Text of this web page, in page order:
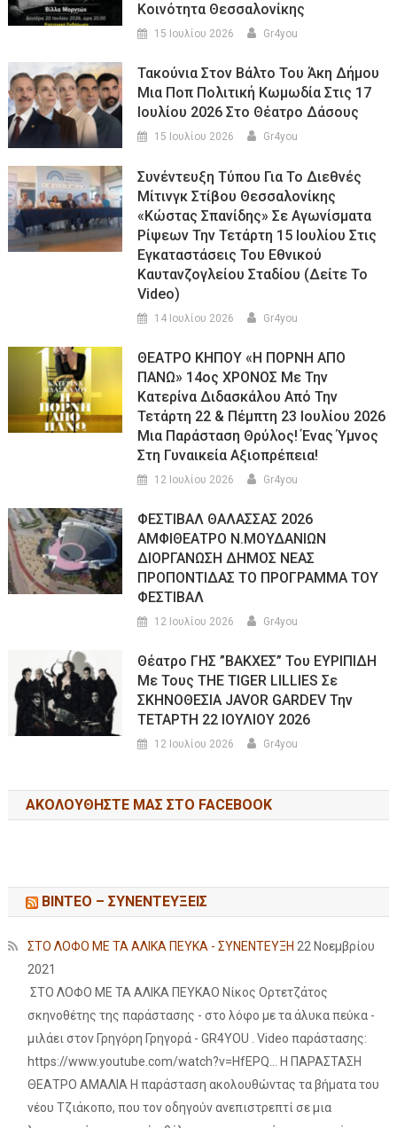
Κοινότητα Θεσσαλονίκης
15 Ιουλίου 2026 Gr4you
Τακούνια Στον Βάλτο Του Άκη Δήμου
Μια Ποπ Πολιτική Κωμωδία Στις 17
Ιουλίου 2026 Στο Θέατρο Δάσους
15 Ιουλίου 2026 Gr4you
Συνέντευξη Τύπου Για Το Διεθνές
Μίτινγκ Στίβου Θεσσαλονίκης
«Κώστας Σπανίδης» Σε Αγωνίσματα
Ρίψεων Την Τετάρτη 15 Ιουλίου Στις
Εγκαταστάσεις Του Εθνικού
Καυτανζογλείου Σταδίου (Δείτε Το
Video)
14 Ιουλίου 2026 Gr4you
ΘΕΑΤΡΟ ΚΗΠΟΥ «Η ΠΟΡΝΗ ΑΠΟ
ΠΑΝΩ» 14ος ΧΡΟΝΟΣ Με Την
Κατερίνα Διδασκάλου Από Την
Τετάρτη 22 & Πέμπτη 23 Ιουλίου 2026
Μια Παράσταση Θρύλος! Ένας Ύμνος
Στη Γυναικεία Αξιοπρέπεια!
12 Ιουλίου 2026 Gr4you
ΦΕΣΤΙΒΑΛ ΘΑΛΑΣΣΑΣ 2026
ΑΜΦΙΘΕΑΤΡΟ Ν.ΜΟΥΔΑΝΙΩΝ
ΔΙΟΡΓΑΝΩΣΗ ΔΗΜΟΣ ΝΕΑΣ
ΠΡΟΠΟΝΤΙΔΑΣ ΤΟ ΠΡΟΓΡΑΜΜΑ ΤΟΥ
ΦΕΣΤΙΒΑΛ
12 Ιουλίου 2026 Gr4you
Θέατρο ΓΗΣ ”ΒΑΚΧΕΣ” Του ΕΥΡΙΠΙΔΗ
Με Τους THE TIGER LILLIES Σε
ΣΚΗΝΟΘΕΣΙΑ JAVOR GARDEV Την
ΤΕΤΑΡΤΗ 22 ΙΟΥΛΙΟΥ 2026
12 Ιουλίου 2026 Gr4you
ΑΚΟΛΟΥΘΉΣΤΕ ΜΑΣ ΣΤΟ FACEBOOK
ΒΙΝΤΕΟ – ΣΥΝΕΝΤΕΥΞΕΙΣ
ΣΤΟ ΛΟΦΟ ΜΕ ΤΑ ΑΛΙΚΑ ΠΕΥΚΑ - ΣΥΝΕΝΤΕΥΞΗ 22 Νοεμβρίου
2021
ΣΤΟ ΛΟΦΟ ΜΕ ΤΑ ΑΛΙΚΑ ΠΕΥΚΑΟ Νίκος Ορτετζάτος
σκηνοθέτης της παράστασης - στο λόφο με τα άλυκα πεύκα -
μιλάει στον Γρηγόρη Γρηγορά - GR4YOU . Video παράστασης:
https://www.youtube.com/watch?v=HfEPQ... Η ΠΑΡΑΣΤΑΣΗ
ΘΕΑΤΡΟ ΑΜΑΛΙΑ Η παράσταση ακολουθώντας τα βήματα του
νέου Τζιάκοπο, που τον οδηγούν ανεπιστρεπτί σε μια